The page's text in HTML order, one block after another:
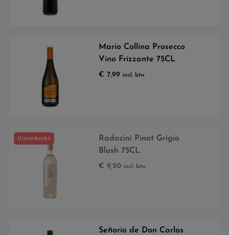
Mario Collina Prosecco
Vino Frizzante 75CL
€ 7,99 incl. btw
Uitverkocht
Radacini Pinot Grigio
Blush 75CL
€ 9,50 incl. btw
Señorío de Don Carlos